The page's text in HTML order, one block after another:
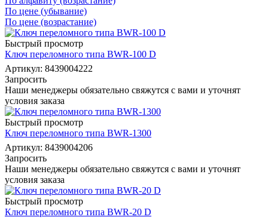
По цене (убывание)
По цене (возрастание)
Быстрый просмотр
Ключ переломного типа BWR-100 D
Артикул: 8439004222
Запросить
Наши менеджеры обязательно свяжутся с вами и уточнят
условия заказа
Быстрый просмотр
Ключ переломного типа BWR-1300
Артикул: 8439004206
Запросить
Наши менеджеры обязательно свяжутся с вами и уточнят
условия заказа
Быстрый просмотр
Ключ переломного типа BWR-20 D